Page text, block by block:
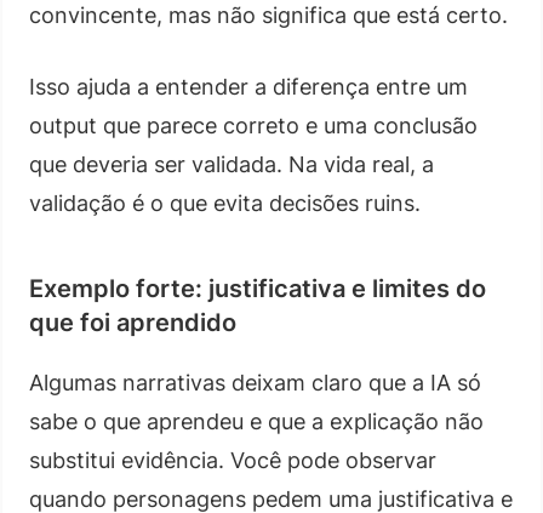
convincente, mas não significa que está certo.
Isso ajuda a entender a diferença entre um
output que parece correto e uma conclusão
que deveria ser validada. Na vida real, a
validação é o que evita decisões ruins.
Exemplo forte: justificativa e limites do
que foi aprendido
Algumas narrativas deixam claro que a IA só
sabe o que aprendeu e que a explicação não
substitui evidência. Você pode observar
quando personagens pedem uma justificativa e